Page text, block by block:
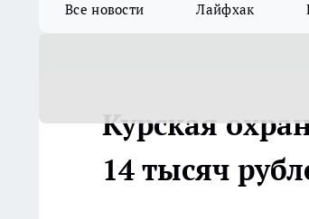
Все новости Лайфхак
Курская
14 тысяч